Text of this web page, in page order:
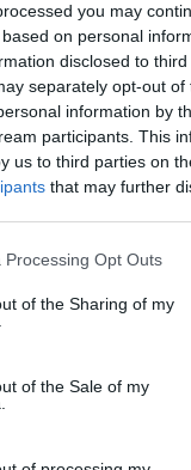
you may
on personal
disclosed to
separately opt-out of
information by
participants. This
us to third parties on
that may further
website/app uses one
or usage behaviour.
to Google and its
specified purposes
Processing Opt Outs
of the Sharing of my
of the Sale of my
mint egy
egy más
mindent a történet
novellába,
annyi sztori
is.
erőfeszítés,
olyan erős, mint az
ösztöne.